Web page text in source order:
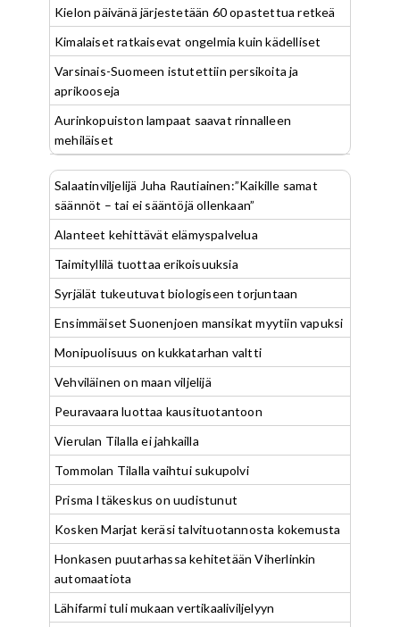
Kielon päivänä järjestetään 60 opastettua retkeä
Kimalaiset ratkaisevat ongelmia kuin kädelliset
Varsinais-Suomeen istutettiin persikoita ja
aprikooseja
Aurinkopuiston lampaat saavat rinnalleen
mehiläiset
Salaatinviljelijä Juha Rautiainen:”Kaikille samat
säännöt – tai ei sääntöjä ollenkaan”
Alanteet kehittävät elämyspalvelua
Taimityllilä tuottaa erikoisuuksia
Syrjälät tukeutuvat biologiseen torjuntaan
Ensimmäiset Suonenjoen mansikat myytiin vapuksi
Monipuolisuus on kukkatarhan valtti
Vehviläinen on maan viljelijä
Peuravaara luottaa kausituotantoon
Vierulan Tilalla ei jahkailla
Tommolan Tilalla vaihtui sukupolvi
Prisma Itäkeskus on uudistunut
Kosken Marjat keräsi talvituotannosta kokemusta
Honkasen puutarhassa kehitetään Viherlinkin
automaatiota
Lähifarmi tuli mukaan vertikaaliviljelyyn